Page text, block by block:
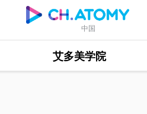
中国
艾多美学院